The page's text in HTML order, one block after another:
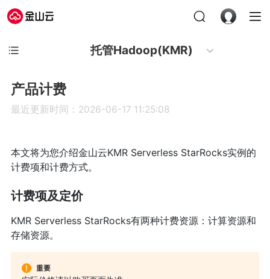
托管Hadoop(KMR)
产品计费
最近更新时间：2026-06-17 11:25:08
本文将为您介绍金山云KMR Serverless StarRocks实例的
计费项和计费方式。
计费项及定价
KMR Serverless StarRocks有两种计费资源：计算资源和
存储资源。